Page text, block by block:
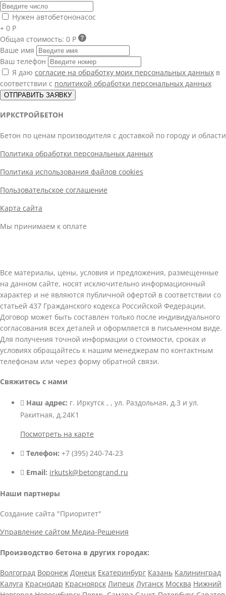
Нужен автобетононасос
+ 0 Р
Общая стоимость: 0 Р
Ваше имя
Ваш телефон
Я даю согласие на обработку моих персональных данных в
соответствии с политикой обработки персональных данных
ОТПРАВИТЬ ЗАЯВКУ
ИРКСТРОЙБЕТОН
Бетон по ценам производителя с доставкой по городу и области
Политика обработки персональных данных
Политика использования файлов cookies
Пользовательское соглашение
Карта сайта
Мы принимаем к оплате
Все материалы, цены, условия и предложения, размещенные
на данном сайте, носят исключительно информационный
характер и не являются публичной офертой в соответствии со
статьей 437 Гражданского кодекса Российской Федерации.
Договор может быть составлен только после индивидуального
согласования всех деталей и оформляется в письменном виде.
Для получения точной информации о стоимости, сроках и
условиях обращайтесь к нашим менеджерам по контактным
телефонам или через форму обратной связи.
Свяжитесь с нами
Наш адрес: г. Иркутск , , ул. Раздольная, д.3 и ул.
Ракитная, д.24К1
Посмотреть на карте
Телефон: +7 (395) 240-74-23
Email: irkutsk@betongrand.ru
Наши партнеры
Создание сайта "Приоритет"
Управление сайтом Медиа-Решения
Производство бетона в других городах:
Волгоград Воронеж Донецк Екатеринбург Казань Калининград
Калуга Краснодар Красноярск Липецк Луганск Москва Нижний